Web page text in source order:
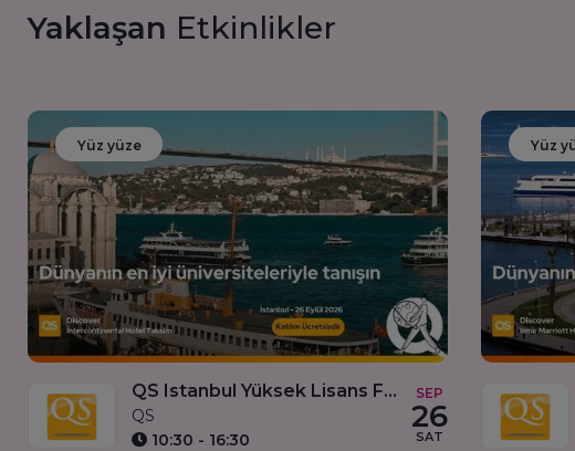
Yaklaşan Etkinlikler
Yüz yüze
QS Istanbul Yüksek Lisans Fuarı ve Birebir Görüşmeler
QS
10:30 - 16:30
SEP
26
SAT
Yüz